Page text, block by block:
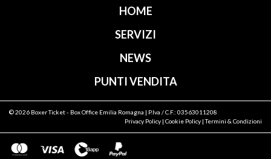
HOME
SERVIZI
NEWS
PUNTI VENDITA
© 2026 Boxer Ticket- Box Office Emilia Romagna | P.Iva / C.F.: 03563011208
Privacy Policy | Cookie Policy |Termini & Condizioni